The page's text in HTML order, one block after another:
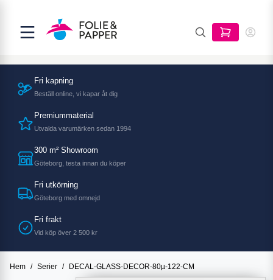
Fri kapning
Beställ online, vi kapar åt dig
Premiummaterial
Utvalda varumärken sedan 1994
300 m² Showroom
Göteborg, testa innan du köper
Fri utkörning
Göteborg med omnejd
Fri frakt
Vid köp över 2 500 kr
Hem / Serier / DECAL-GLASS-DECOR-80µ-122-CM